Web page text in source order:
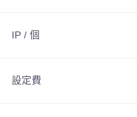
IP / 個
設定費